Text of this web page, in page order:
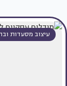
עיצוב מסעדות